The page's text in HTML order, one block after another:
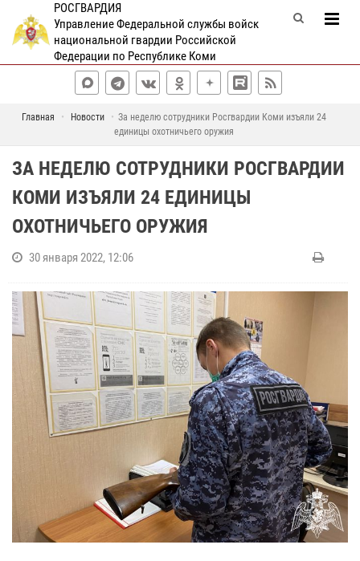
РОСГВАРДИЯ
Управление Федеральной службы войск
национальной гвардии Российской
Федерации по Республике Коми
Главная Новости
За неделю сотрудники Росгвардии Коми изъяли 24
единицы охотничьего оружия
ЗА НЕДЕЛЮ СОТРУДНИКИ РОСГВАРДИИ
КОМИ ИЗЪЯЛИ 24 ЕДИНИЦЫ
ОХОТНИЧЬЕГО ОРУЖИЯ
30 января 2022, 12:06